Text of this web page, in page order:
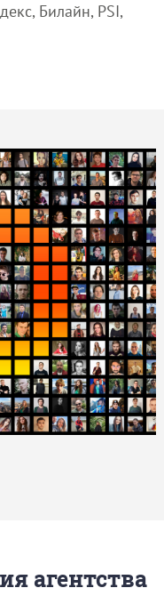
Билайн, PSI,
агентства